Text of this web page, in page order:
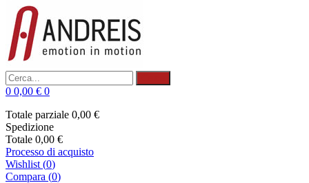
0 0,00 € 0
Totale parziale 0,00 €
Spedizione
Totale 0,00 €
Processo di acquisto
Wishlist (0)
Compara (0)